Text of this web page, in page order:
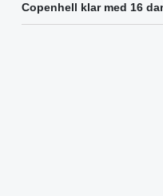
Copenhell klar med 16